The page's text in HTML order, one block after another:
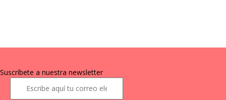
Suscríbete a nuestra newsletter